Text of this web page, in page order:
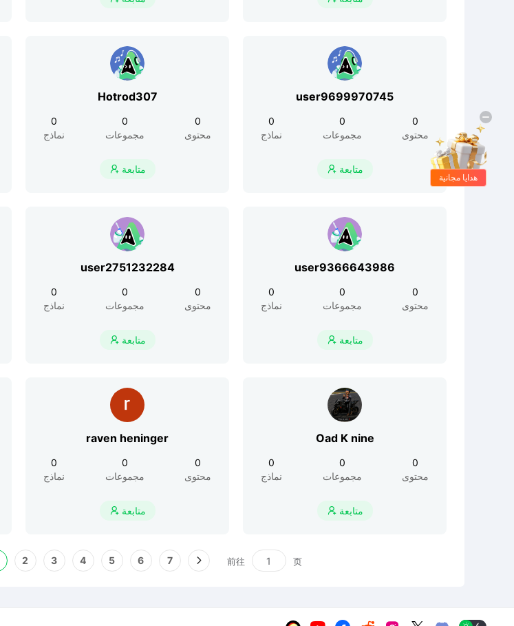
Hotrod307
0
نماذج
0
مجموعات
0
محتوى
 متابعة
user9699970745
0
نماذج
0
مجموعات
0
محتوى
 متابعة
user2751232284
0
نماذج
0
مجموعات
0
محتوى
 متابعة
user9366643986
0
نماذج
0
مجموعات
0
محتوى
 متابعة
raven heninger
0
نماذج
0
مجموعات
0
محتوى
 متابعة
Oad K nine
0
نماذج
0
مجموعات
0
محتوى
 متابعة
2 3 4 5 6 7 前往 页
هدايا مجانية